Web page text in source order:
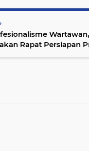
Rapat Persiapan